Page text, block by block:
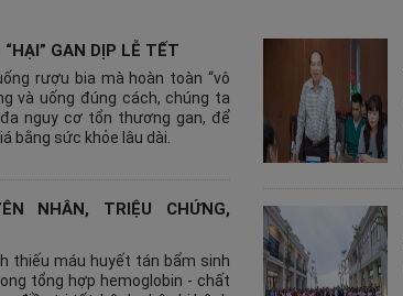
GAN DỊP LỄ TẾT
rượu bia mà hoàn toàn “vô
và uống đúng cách, chúng ta
nguy cơ tổn thương gan, để
bằng sức khỏe lâu dài.
NHÂN, TRIỆU CHỨNG,
thiếu máu huyết tán bẩm sinh
tổng hợp hemoglobin - chất